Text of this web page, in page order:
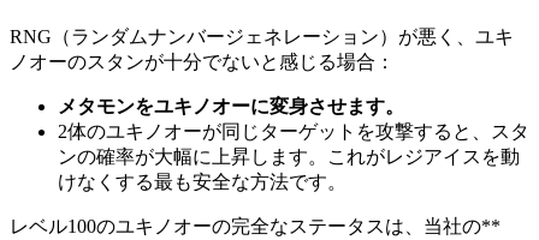
RNG（ランダムナンバージェネレーション）が悪く、ユキ
ノオーのスタンが十分でないと感じる場合：
メタモンをユキノオーに変身させます。
2体のユキノオーが同じターゲットを攻撃すると、スタ
ンの確率が大幅に上昇します。これがレジアイスを動
けなくする最も安全な方法です。
レベル100のユキノオーの完全なステータスは、当社の**